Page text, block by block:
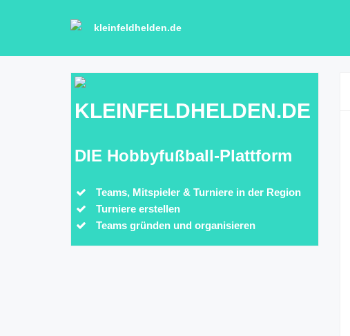
kleinfeldhelden.de
KLEINFELDHELDEN.DE
DIE Hobbyfußball-Plattform
Teams, Mitspieler & Turniere in der Region
Turniere erstellen
Teams gründen und organisieren